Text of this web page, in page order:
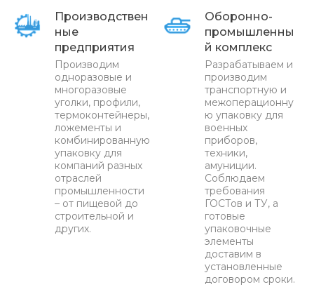
Производствен
ные
предприятия
Производим
одноразовые и
многоразовые
уголки, профили,
термоконтейнеры,
ложементы и
комбинированную
упаковку для
компаний разных
отраслей
промышленности
– от пищевой до
строительной и
других.
Оборонно-
промышленны
й комплекс
Разрабатываем и
производим
транспортную и
межоперационну
ю упаковку для
военных
приборов,
техники,
амуниции.
Соблюдаем
требования
ГОСТов и ТУ, а
готовые
упаковочные
элементы
доставим в
установленные
договором сроки.